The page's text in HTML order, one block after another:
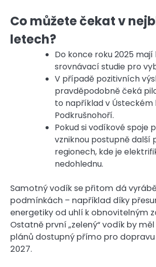
Co můžete čekat v
letech?
Do konce roku 2025
srovnávací studie pro
V případě pozitivních
pravděpodobně čeká
to například v Ústeckém
Podkrušnohoří.
Pokud si vodíkové spoje
vzniknou postupně další
regionech, kde je
nedohlednu.
Samotný vodík se přitom dá
podmínkách – například díky
energetiky od uhlí k obnovitelným
Ostatně první „zelený“ vodík by
plánů dostupný přímo pro dopravu
2027.